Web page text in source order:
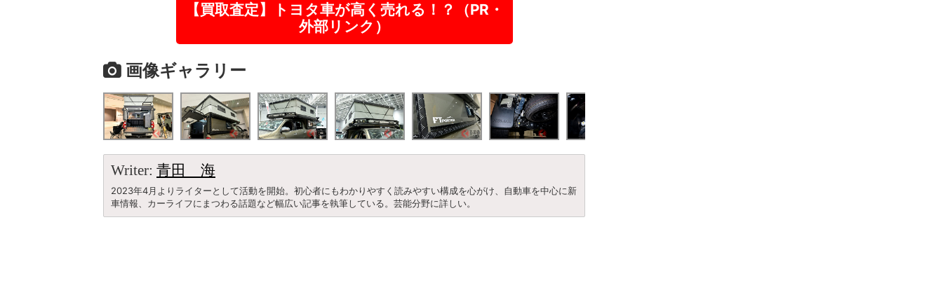
【買取査定】トヨタ車が高く売れる！？（PR・
外部リンク）
画像ギャラリー
Writer: 青田 海
2023年4月よりライターとして活動を開始。初心者にもわかりやすく読みやすい構成を心がけ、自動車を中心に新
車情報、カーライフにまつわる話題など幅広い記事を執筆している。芸能分野に詳しい。